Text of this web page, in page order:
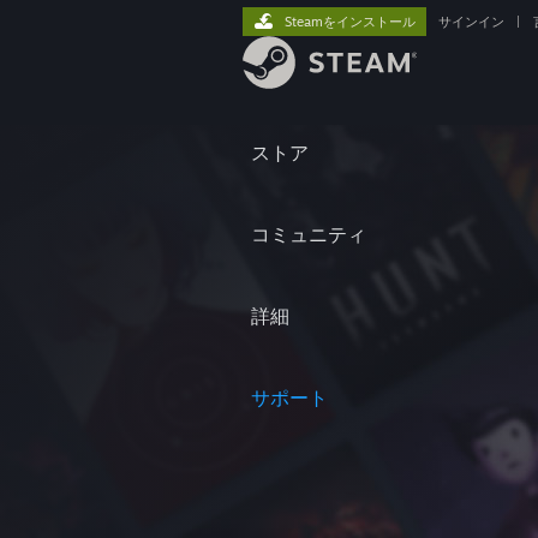
ストア
コミュニティ
詳細
サポート
Steamをインストール サインイン